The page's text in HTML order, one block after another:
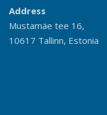
Address
Mustamäe tee 16,
10617 Tallinn, Estonia